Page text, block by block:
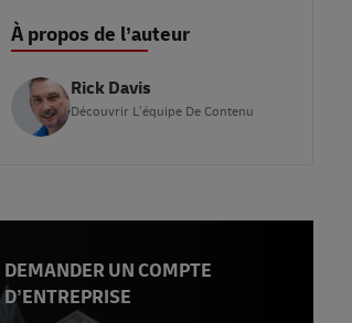
À propos de l’auteur
Rick Davis
Découvrir L’équipe De Contenu
DEMANDER UN COMPTE
D’ENTREPRISE